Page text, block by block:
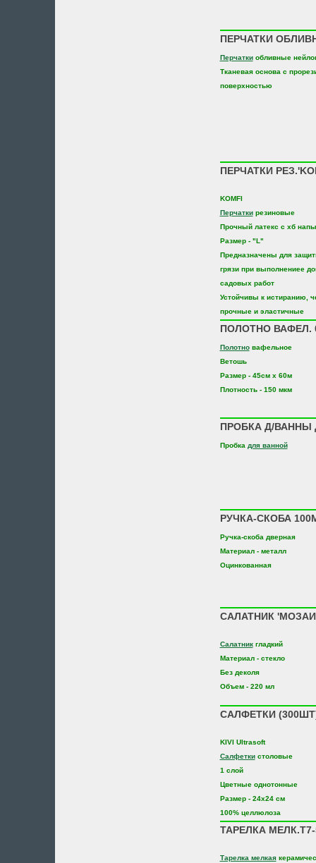
ПЕРЧАТКИ
Перчаткиобливные
Тканевая основа с
поверхностью
ПЕРЧАТКИ
KOMFI
Перчаткирезиновые
Прочный латекс с хб
Размер - "L"
Предназначены для
грязи при выполнениее
садовых работ
Устойчивы к истиранию,
прочные и эластичные
ПОЛОТНО ВАФЕЛ.
Полотновафельное
Ветошь
Размер - 45см х 60м
Плотность - 150 мкм
ПРОБКА Д/ВАННЫ
Пробка для ванной
РУЧКА-СКОБА
Ручка-скоба дверная
Материал - металл
Оцинкованная
САЛАТНИК
Салатникгладкий
Материал - стекло
Без деколя
Объем - 220 мл
САЛФЕТКИ
KIVI Ultrasoft
Салфеткистоловые
1 слой
Цветные однотонные
Размер - 24х24 см
100% целлюлоза
ТАРЕЛКА
Тарелка мелкая